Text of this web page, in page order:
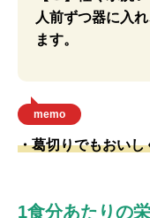
人前ずつ器に入
ます。
memo
・葛切りでもおいし
1食分あたりの